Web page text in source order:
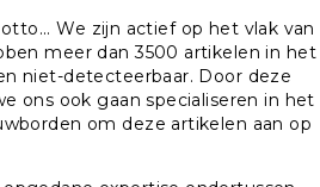
We zijn actief op het vlak van
meer dan 3500 artikelen in het
niet-detecteerbaar. Door deze
ons ook gaan specialiseren in het
om deze artikelen aan op